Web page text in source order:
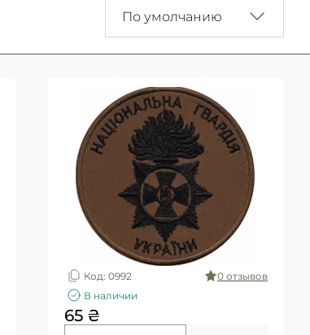
По умолчанию
Код: 0992
0 отзывов
В наличии
65 ₴